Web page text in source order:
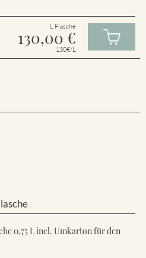
L Flasche
130,00 €
130€/L
0,75 L incl. Umkarton für den